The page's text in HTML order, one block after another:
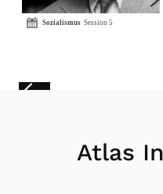
Sozialismus Session 5
Atlas